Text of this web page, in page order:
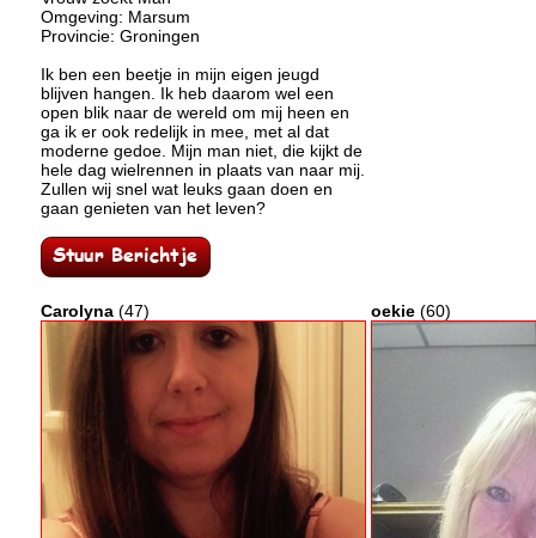
Omgeving: Marsum
Provincie: Groningen
Ik ben een beetje in mijn eigen jeugd
blijven hangen. Ik heb daarom wel een
open blik naar de wereld om mij heen en
ga ik er ook redelijk in mee, met al dat
moderne gedoe. Mijn man niet, die kijkt de
hele dag wielrennen in plaats van naar mij.
Zullen wij snel wat leuks gaan doen en
gaan genieten van het leven?
Carolyna (47) oekie (60)